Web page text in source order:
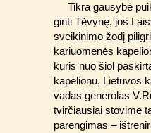
Tikra gausybė
ginti Tėvynę, jos
sveikinimo žodį
kariuomenės
kuris nuo šiol
kapelionu, Lietuvos
vadas generolas
tvirčiausiai stovime
parengimas –